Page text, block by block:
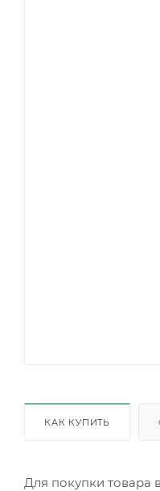
КАК КУПИТЬ
Для покупки товара